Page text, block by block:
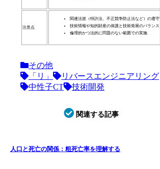
注意点
関連法規（特許法、不正競争防止法など）の遵守
技術情報や知的財産の保護と技術発展のバランス
倫理的かつ法的に問題のない範囲での実施
その他
「リ」
リバースエンジニアリング
中性子CT
技術開発
関連する記事
人口と死亡の関係：粗死亡率を理解する